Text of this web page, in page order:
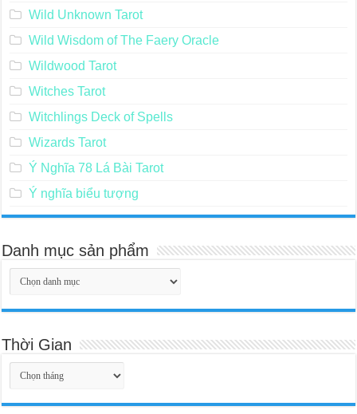
Wild Unknown Tarot
Wild Wisdom of The Faery Oracle
Wildwood Tarot
Witches Tarot
Witchlings Deck of Spells
Wizards Tarot
Ý Nghĩa 78 Lá Bài Tarot
Ý nghĩa biểu tượng
Danh mục sản phẩm
Thời Gian
Thời
Gian